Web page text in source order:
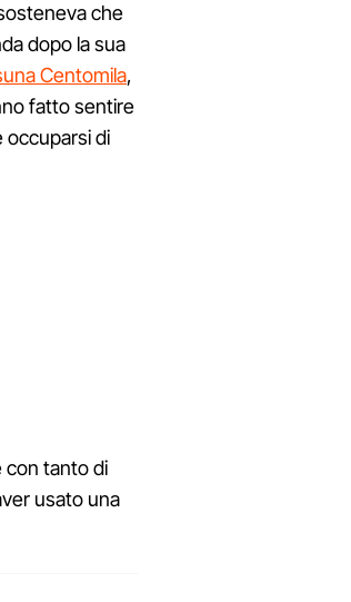
che
dopo la sua
Centomila,
fatto sentire
occuparsi di
con tanto di
usato una